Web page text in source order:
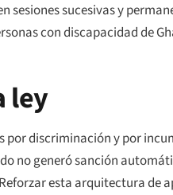
sesiones sucesivas y
con discapacidad de
ley
por discriminación y por
generó sanción
esta arquitectura